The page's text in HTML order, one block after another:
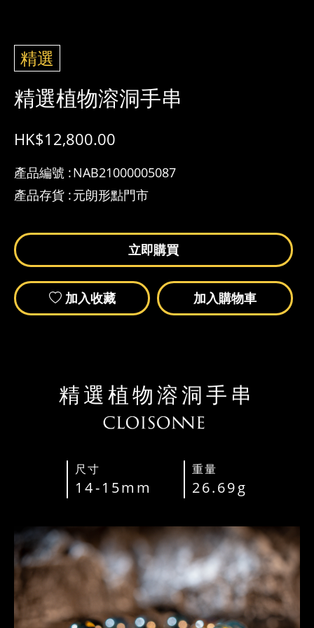
精選
精選植物溶洞手串
HK$12,800.00
產品編號 :NAB21000005087
產品存貨 :元朗形點門市
立即購買
加入收藏 加入購物車
精選植物溶洞手串
尺寸
14-15mm
重量
26.69g